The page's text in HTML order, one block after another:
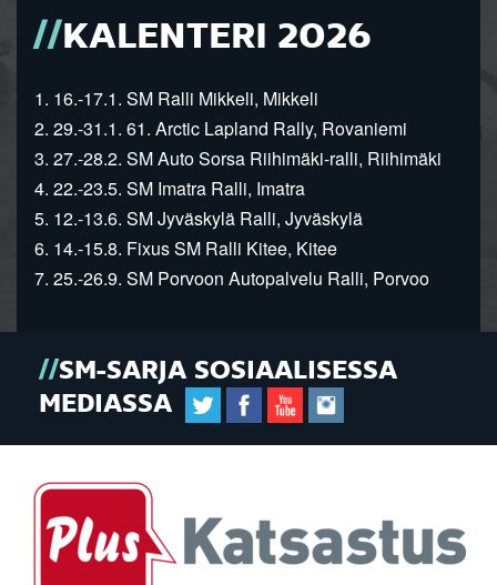
KALENTERI 2026
1. 16.-17.1. SM Ralli Mikkeli, Mikkeli
2. 29.-31.1. 61. Arctic Lapland Rally, Rovaniemi
3. 27.-28.2. SM Auto Sorsa Riihimäki-ralli, Riihimäki
4. 22.-23.5. SM Imatra Ralli, Imatra
5. 12.-13.6. SM Jyväskylä Ralli, Jyväskylä
6. 14.-15.8. Fixus SM Ralli Kitee, Kitee
7. 25.-26.9. SM Porvoon Autopalvelu Ralli, Porvoo
SM-SARJA SOSIAALISESSA
MEDIASSA